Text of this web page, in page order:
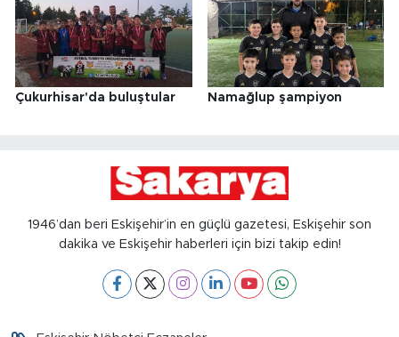
Çukurhisar'da buluştular Namağlup şampiyon
1946’dan beri Eskişehir’in en güçlü gazetesi, Eskişehir son
dakika ve Eskişehir haberleri için bizi takip edin!